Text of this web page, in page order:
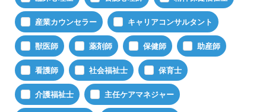
産業カウンセラー キャリアコンサルタント
獣医師 薬剤師 保健師 助産師
看護師 社会福祉士 保育士
介護福祉士 主任ケアマネジャー